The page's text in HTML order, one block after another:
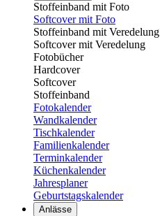
Stoffeinband mit Foto
Softcover mit Foto
Stoffeinband mit Veredelung
Softcover mit Veredelung
Fotobücher
Hardcover
Softcover
Stoffeinband
Fotokalender
Wandkalender
Tischkalender
Familienkalender
Terminkalender
Küchenkalender
Jahresplaner
Geburtstagskalender
Anlässe